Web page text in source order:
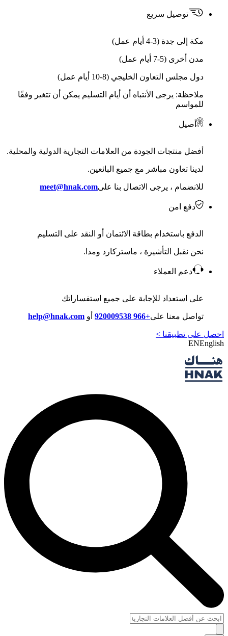
توصيل سريع
مكة إلى جدة (3-4 أيام عمل)
مدن أخرى (5-7 أيام عمل)
دول مجلس التعاون الخليجي (8-10 أيام عمل)
ملاحظة: يرجى الأنتباه أن أيام التسليم يمكن أن تتغير وفقًا
للمواسم
أصيل
أفضل منتجات الجودة من العلامات التجارية الدولية والمحلية.
لدينا تعاون مباشر مع جميع البائعين.
للانضمام ، يرجى الاتصال بنا علىmeet@hnak.com
دفع امن
الدفع باستخدام بطاقة الائتمان أو النقد على التسليم
نحن نقبل التأشيرة ، ماستركارد ومدا.
دعم العملاء
على استعداد للإجابة على جميع استفساراتك
تواصل معنا على+966 920009538 أو help@hnak.com
احصل على تطبيقنا >
ENEnglish